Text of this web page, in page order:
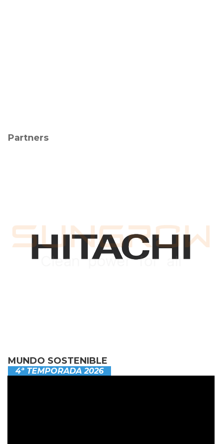
Partners
MUNDO SOSTENIBLE
4ª TEMPORADA 2026